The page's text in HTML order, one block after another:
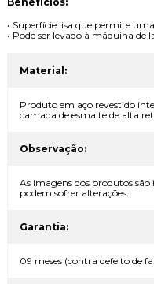
• Superfície lisa que permite
• Pode ser levado à máquina de
Material:
Produto em aço revestido
camada de esmalte de alta
Observação:
As imagens dos produtos são
podem sofrer alterações.
Garantia:
09 meses (contra defeito de